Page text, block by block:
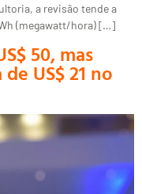
a revisão tende a
(megawatt/hora) […]
50, mas
US$ 21 no